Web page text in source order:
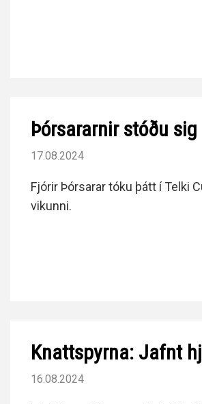
Þórsararnir stóðu
17.08.2024
Fjórir Þórsarar tóku þátt í Telki
vikunni.
Knattspyrna: Jafnt
16.08.2024